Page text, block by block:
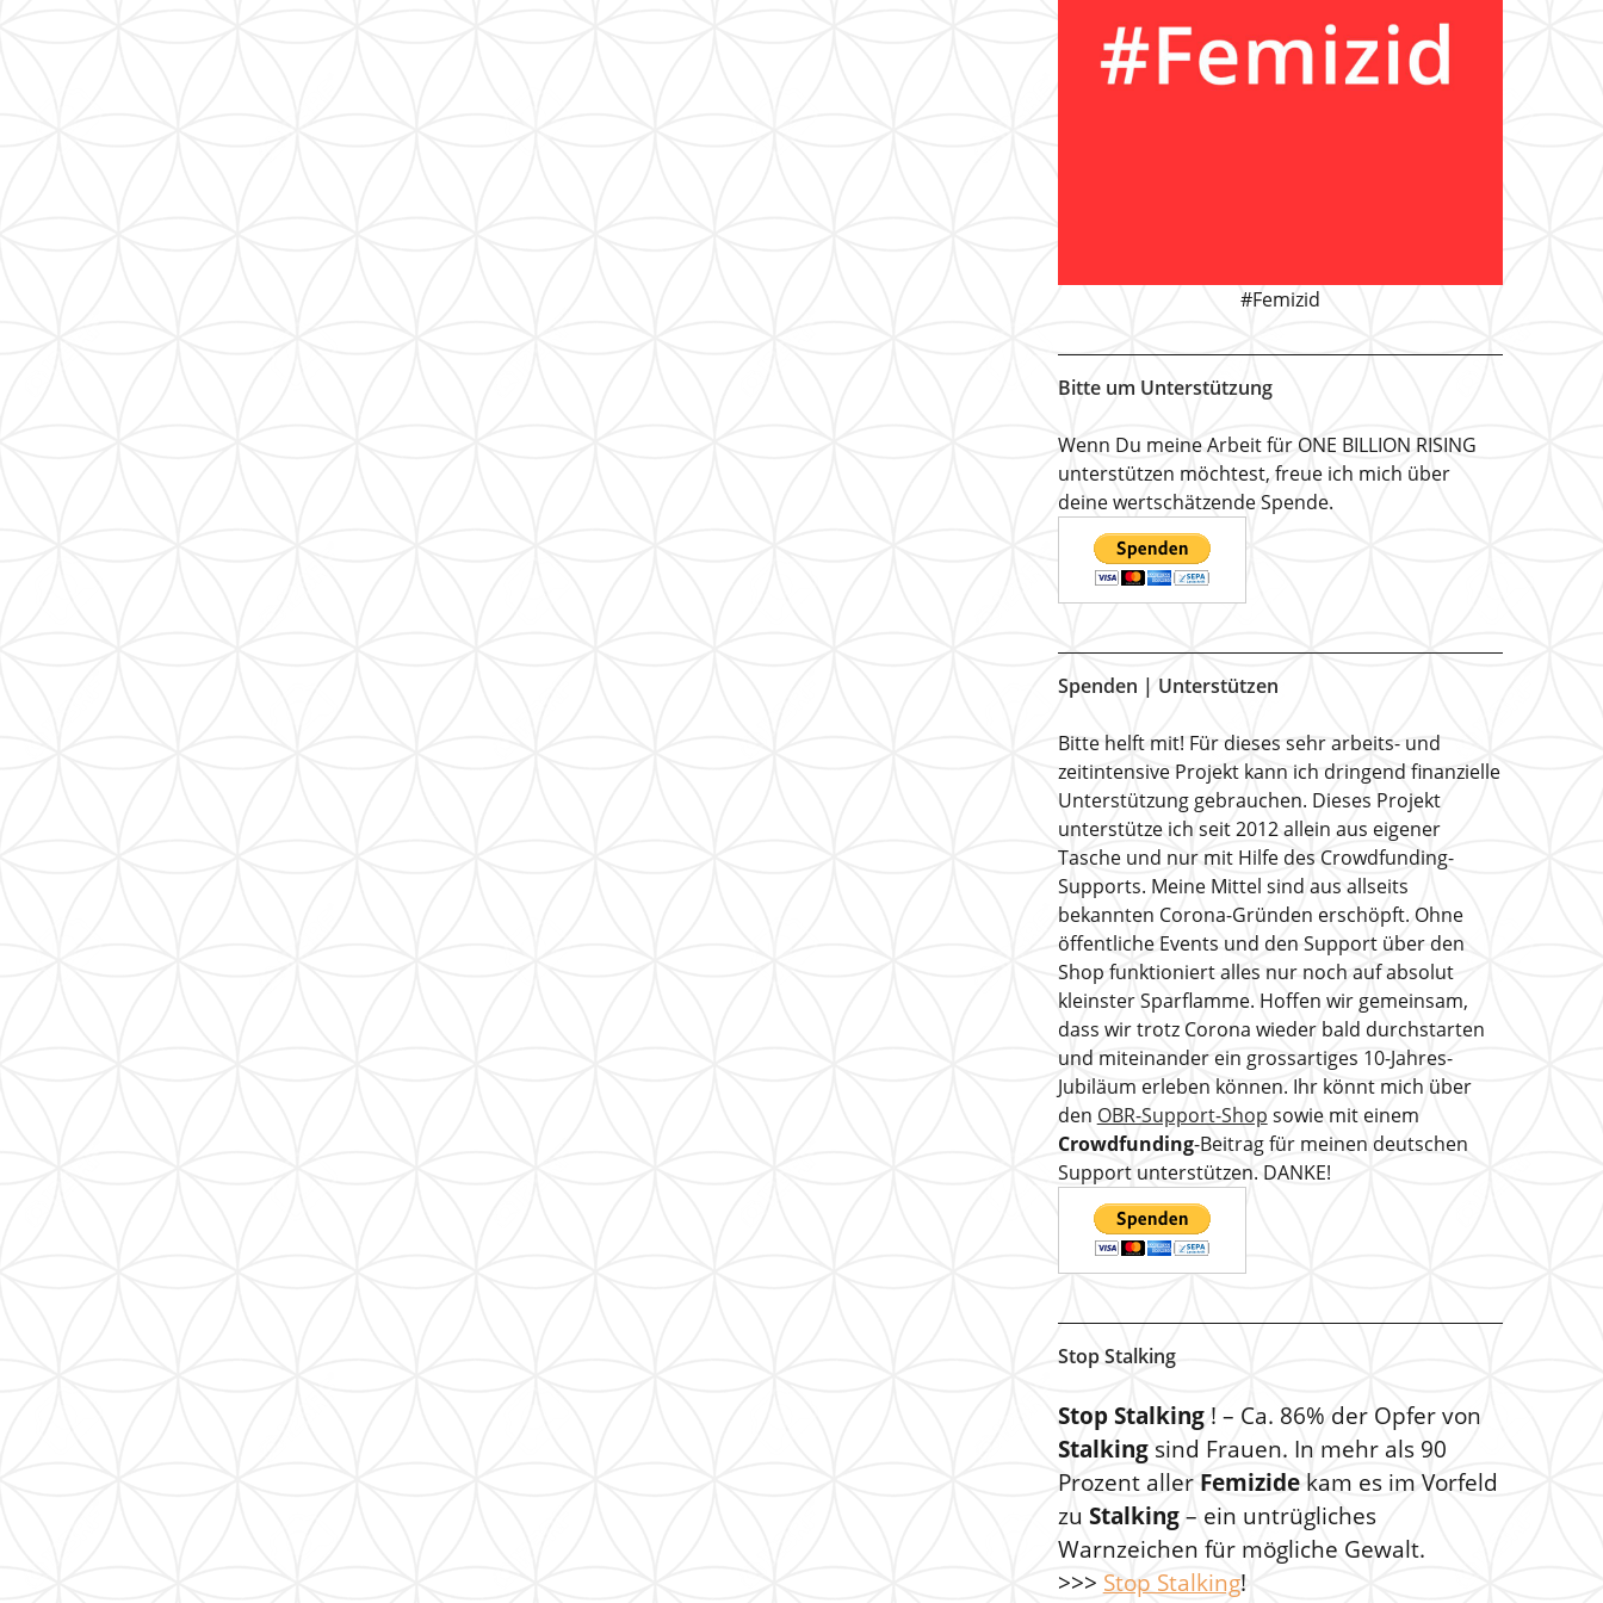
#Femizid
Bitte um Unterstützung
Wenn Du meine Arbeit für ONE BILLION RISING
unterstützen möchtest, freue ich mich über
deine wertschätzende Spende.
Spenden | Unterstützen
Bitte helft mit! Für dieses sehr arbeits- und
zeitintensive Projekt kann ich dringend finanzielle
Unterstützung gebrauchen. Dieses Projekt
unterstütze ich seit 2012 allein aus eigener
Tasche und nur mit Hilfe des Crowdfunding-
Supports. Meine Mittel sind aus allseits
bekannten Corona-Gründen erschöpft. Ohne
öffentliche Events und den Support über den
Shop funktioniert alles nur noch auf absolut
kleinster Sparflamme. Hoffen wir gemeinsam,
dass wir trotz Corona wieder bald durchstarten
und miteinander ein grossartiges 10-Jahres-
Jubiläum erleben können. Ihr könnt mich über
den OBR-Support-Shop sowie mit einem
Crowdfunding-Beitrag für meinen deutschen
Support unterstützen. DANKE!
Stop Stalking
Stop Stalking! – Ca. 86% der Opfer von
Stalkingsind Frauen. In mehr als 90
Prozent aller Femizidekam es im Vorfeld
zu Stalking– ein untrügliches
Warnzeichen für mögliche Gewalt.
>>> Stop Stalking!